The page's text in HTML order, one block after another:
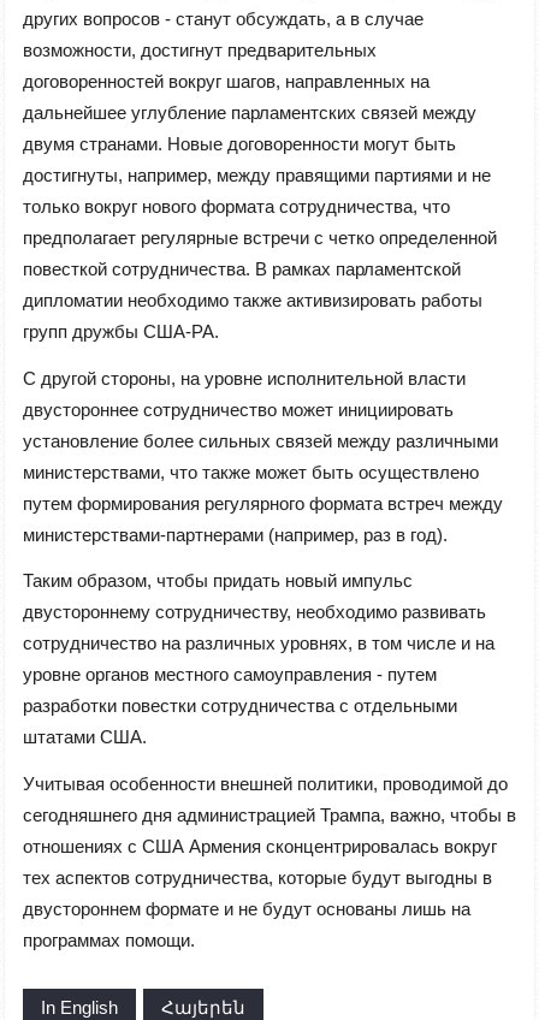
других вопросов - станут обсуждать, а в случае
возможности, достигнут предварительных
договоренностей вокруг шагов, направленных на
дальнейшее углубление парламентских связей между
двумя странами. Новые договоренности могут быть
достигнуты, например, между правящими партиями и не
только вокруг нового формата сотрудничества, что
предполагает регулярные встречи с четко определенной
повесткой сотрудничества. В рамках парламентской
дипломатии необходимо также активизировать работы
групп дружбы США-РА.
С другой стороны, на уровне исполнительной власти
двустороннее сотрудничество может инициировать
установление более сильных связей между различными
министерствами, что также может быть осуществлено
путем формирования регулярного формата встреч между
министерствами-партнерами (например, раз в год).
Таким образом, чтобы придать новый импульс
двустороннему сотрудничеству, необходимо развивать
сотрудничество на различных уровнях, в том числе и на
уровне органов местного самоуправления - путем
разработки повестки сотрудничества с отдельными
штатами США.
Учитывая особенности внешней политики, проводимой до
сегодняшнего дня администрацией Трампа, важно, чтобы в
отношениях с США Армения сконцентрировалась вокруг
тех аспектов сотрудничества, которые будут выгодны в
двустороннем формате и не будут основаны лишь на
программах помощи.
In English Հայերեն